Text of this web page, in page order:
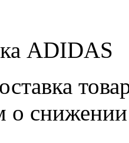
ADIDAS
о